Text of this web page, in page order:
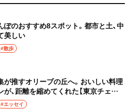
ぽのおすすめ8スポット。都市と土、中
美しい
#散歩
が推すオリーブの丘へ。おいしい料理
が、距離を縮めてくれた【東京チェン
#エッセイ